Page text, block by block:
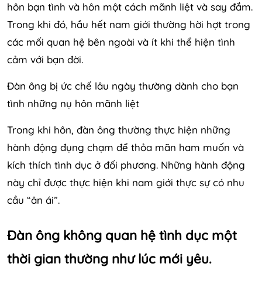
hôn bạn tình và hôn một cách mãnh liệt và say đắm.
Trong khi đó, hầu hết nam giới thường hời hợt trong
các mối quan hệ bên ngoài và ít khi thể hiện tình
cảm với bạn đời.
Đàn ông bị ức chế lâu ngày thường dành cho bạn
tình những nụ hôn mãnh liệt
Trong khi hôn, đàn ông thường thực hiện những
hành động đụng chạm để thỏa mãn ham muốn và
kích thích tình dục ở đối phương. Những hành động
này chỉ được thực hiện khi nam giới thực sự có nhu
cầu “ân ái”.
Đàn ông không quan hệ tình dục một
thời gian thường như lúc mới yêu.